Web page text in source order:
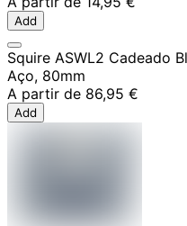
Add
Squire ASWL2 Cadeado
Aço, 80mm
A partir de 86,95 €
Add